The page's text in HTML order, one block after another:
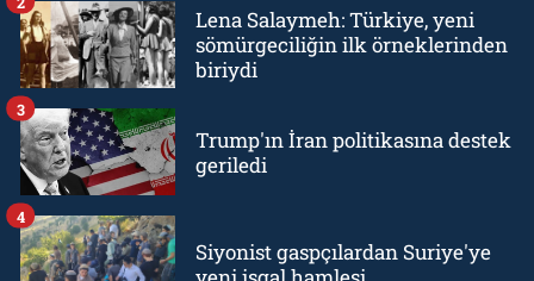
Lena Salaymeh: Türkiye, yeni
sömürgeciliğin ilk örneklerinden
biriydi
Trump'ın İran politikasına destek
geriledi
3
Siyonist gaspçılardan Suriye'ye
4